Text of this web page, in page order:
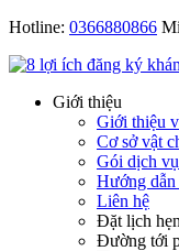
Hotline: 0366880866
Giới thiệu
Giới thiệu
Cơ sở vật
Gói dịch vụ
Hướng
Liên hệ
Đặt lịch
Đường tới